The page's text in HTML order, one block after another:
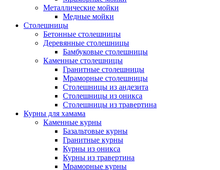
Металлические мойки
Медные мойки
Столешницы
Бетонные столешницы
Деревянные столешницы
Бамбуковые столешницы
Каменные столешницы
Гранитные столешницы
Мраморные столешницы
Столешницы из андезита
Столешницы из оникса
Столешницы из травертина
Курны для хамама
Каменные курны
Базальтовые курны
Гранитные курны
Курны из оникса
Курны из травертина
Мраморные курны